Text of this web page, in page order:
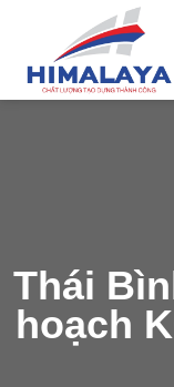
Thái
hoạch